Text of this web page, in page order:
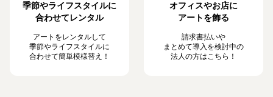
季節やライフスタイルに
合わせてレンタル
アートをレンタルして
季節やライフスタイルに
合わせて簡単模様替え！
オフィスやお店に
アートを飾る
請求書払いや
まとめて導入を検討中の
法人の方はこちら！